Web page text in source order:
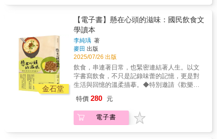
古文明與古地圖之謎，到地球黑盒子、宇宙中
微子探測、科研競賽、末日冰川、未來能源之
爭⋯⋯全書交織歷史、冒險、生態、科學探測
的生動敘事，更富含鏡頭語言與影像思維。帶
著「向死而生」的感悟歸來，楊力州找回內心
秩序與創作動力，經歷勇敢且深刻的自我梳理
後，獻給讀者這本結合極地冒險與心靈探索的
生命書寫。【與南極共振：精彩摘文】＃宇宙
運行的兩兩：十年前的北極邀約，十年後的南
極邀約，讓我的生命狀態也拉出一條更有力量
盪，人生必然會發生劇烈的改變。＃冰山下的
恐懼：是自身憂鬱症與創作低谷、母系家族憂
鬱症與自殺陰影、理想父親的投射⋯⋯人為什
所做的最後努力。從這封信件中，李潔珂發現
了她從未認識過的外公「曹崇勤」，而那些她
感到陌生、對家族歷史來說卻無比重要的片
段，就遺落在她血脈的源頭之一──臺灣。因
此，她決定在三十一歲這年回到臺灣，試圖找
出外公信中所寫的蛛絲馬跡，以及外婆生前的
話語，追尋外公與外婆年輕時的過往，以及家
族的故事，並從文化與歷史中，深入認識臺灣
這個既遙遠又親近的「家鄉」。▌從城市到田
野，從山林到海洋，以全身五感認識這座既陌
不只造訪家人曾居住的城市，探訪仍在臺灣的
家族親友，曾受過專業的植物學訓練的她，也
進一步走入臺灣的山林，登上高峰，深入祕
非常虛弱，但被太陽曬得焦黑的肩膀，正體現
短，以及旅行的種種可能樣態。 年輕人似
乎是敗給了什麽。很可能他是敗給了太陽。還
有，他也敗給了大地。他敗給了人，還有熱。
他敗給了牛、敗給了羊、敗給了狗和蟲。年輕
人敗給了包圍在他周遭的一切東西。大約這就
是……，我二十五歲當時的模樣沒錯。……雖
然不知道爲什麽，我就是不顧一切、胡搞亂
搞，只爲了敗北而去的不是嗎？……至少剛開
給年少的自己找個失敗的體驗！ 《印度放浪》
從初次旅遊印度到之後多次重遊踏遍全境的見
聞體悟。令人動容的是，藤原新也全然融入其
中，多次讓自己置身火化屍體現場，透過鏡頭
公視《群山之島》紀錄片製作人鍾文音 作家
──感動推薦加拿大籍的臺英混血作家李潔珂找
到了數張謎樣信箋她循著摯愛親人書寫於紙上
的殘存記憶與片段文字展開跨越太平洋的尋鄉
之旅，踏上了那座名為「臺灣」的島嶼……▌因
阿茲海默症逝世的外公遺留的一封信件，帶她
走上回返福爾摩沙的「尋鄉之路」自從李潔珂
有記憶以來，來自臺灣的外公與外婆，就住在
尼加拉瀑布旁的平房裡，外公在附近的義大利
麵工廠做清潔工作，外婆則是家管，平時不苟
行的日子，李潔珂就會被送到外公外婆家，也
因此，外公與外婆是她童年時重要的陪伴者。
但到了李潔珂進入青春期，不多話但總面帶微
金石堂
【電子書】懸在心頭的滋味：國民飲食文
學讀本
李純瑀 著
麥田 出版
2025/07/26 出版
飲食，串連著日常，也緊密連結著人生。以文
字書寫飲食，不只是記錄味蕾的記憶，更是對
生活與回憶的溫柔描摹。◆特別邀請《歡樂
以更新鮮、更深刻的視角，探究飲食書寫的多
層次內涵。食物帶來的滿足，表層是口腹之
欲，裡層則是歲月在生命中留下的餘味。◆收
特價 280 元
電子書